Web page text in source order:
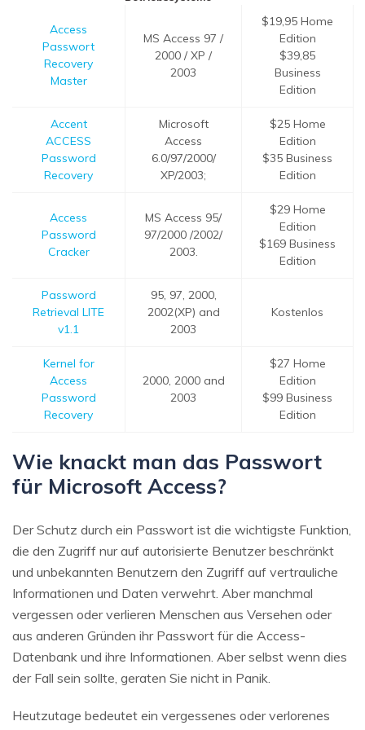
Access
Passwort
Recovery
Master
MS Access 97 /
2000 / XP /
2003
$19,95 Home
Edition
$39,85
Business
Edition
Accent
ACCESS
Password
Recovery
Microsoft
Access
6.0/97/2000/
XP/2003;
$25 Home
Edition
$35 Business
Edition
Access
Password
Cracker
MS Access 95/
97/2000 /2002/
2003.
$29 Home
Edition
$169 Business
Edition
Password
Retrieval LITE
v1.1
95, 97, 2000,
2002(XP) and
2003
Kostenlos
Kernel for
Access
Password
Recovery
2000, 2000 and
2003
$27 Home
Edition
$99 Business
Edition
Wie knackt man das Passwort
für Microsoft Access?
Der Schutz durch ein Passwort ist die wichtigste Funktion,
die den Zugriff nur auf autorisierte Benutzer beschränkt
und unbekannten Benutzern den Zugriff auf vertrauliche
Informationen und Daten verwehrt. Aber manchmal
vergessen oder verlieren Menschen aus Versehen oder
aus anderen Gründen ihr Passwort für die Access-
Datenbank und ihre Informationen. Aber selbst wenn dies
der Fall sein sollte, geraten Sie nicht in Panik.
Heutzutage bedeutet ein vergessenes oder verlorenes